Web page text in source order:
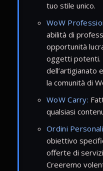
tuo stile unico.
WoW
abilità di
opportunità
oggetti potenti.
dell’artigianato
la comunità di
WoW Carry:
qualsiasi
Ordini
obiettivo
offerte di
Creeremo